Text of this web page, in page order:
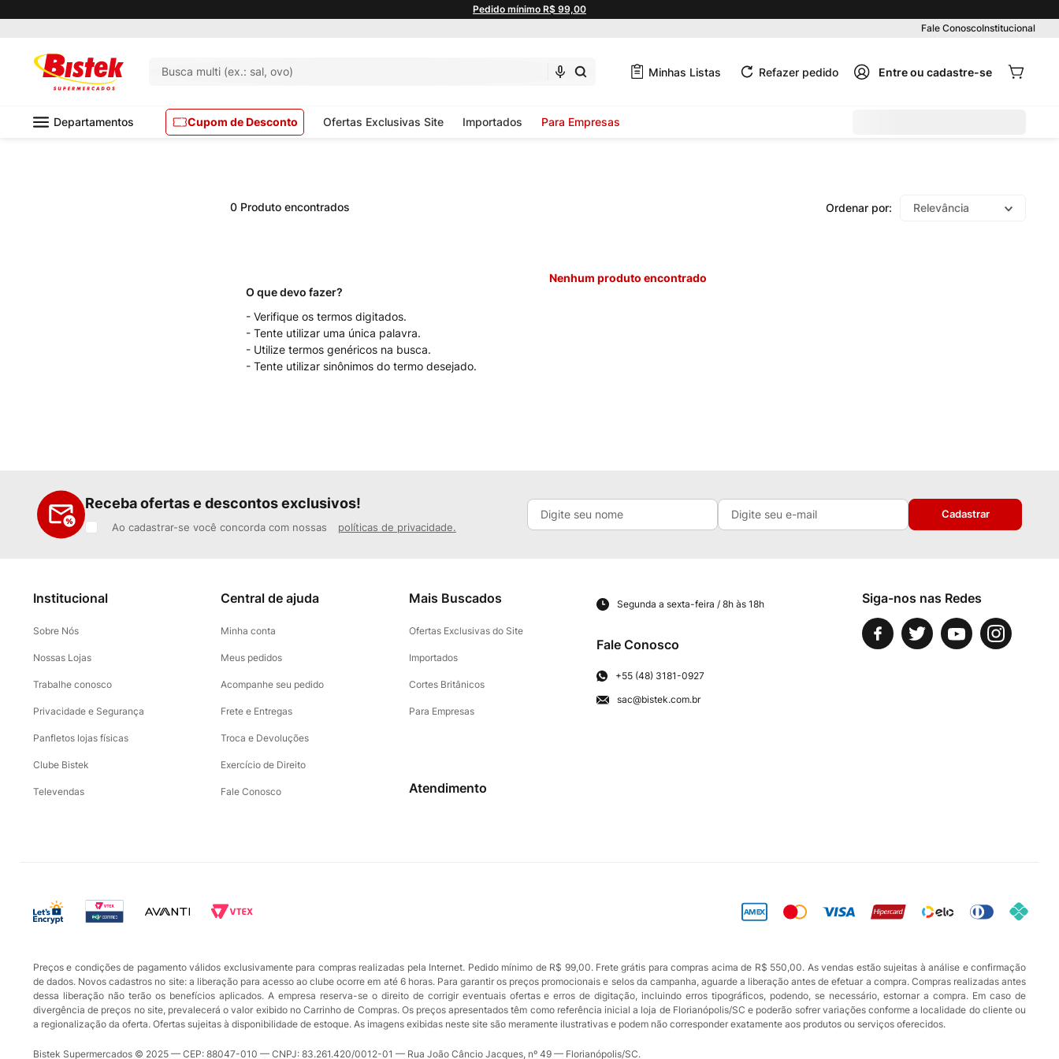
Pedido mínimo R$ 99,00
Fale ConoscoInstitucional
Busca multi (ex.: sal, ovo) Minhas Listas Refazer pedido
Departamentos Cupom de Desconto Ofertas Exclusivas Site Importados Para Empresas
0 Produto Relevância
Nenhum produto encontrado
Verifique os termos digitados.
Tente utilizar uma única palavra.
Utilize termos genéricos na busca.
Tente utilizar sinônimos do termo desejado.
Receba ofertas e descontos exclusivos!
Ao cadastrar-se você concorda com nossas políticas de privacidade.
Cadastrar
Institucional
Sobre Nós
Nossas Lojas
Trabalhe conosco
Privacidade e Segurança
Panfletos lojas físicas
Clube Bistek
Televendas
Central de ajuda
Minha conta
Meus pedidos
Acompanhe seu pedido
Frete e Entregas
Troca e Devoluções
Exercício de Direito
Fale Conosco
Mais Buscados
Ofertas Exclusivas do Site
Importados
Cortes Britânicos
Para Empresas
Atendimento
Segunda a sexta-feira / 8h às 18h
Fale Conosco
+55 (48) 3181-0927
sac@bistek.com.br
Siga-nos nas Redes
Preços e condições de pagamento válidos exclusivamente para compras realizadas pela Internet. Pedido mínimo de R$ 99,00. Frete grátis para compras acima de R$ 550,00. As vendas estão sujeitas à análise e confirmação
de dados. Novos cadastros no site: a liberação para acesso ao clube ocorre em até 6 horas. Para garantir os preços promocionais e selos da campanha, aguarde a liberação antes de efetuar a compra. Compras realizadas antes
dessa liberação não terão os benefícios aplicados. A empresa reserva-se o direito de corrigir eventuais ofertas e erros de digitação, incluindo erros tipográficos, podendo, se necessário, estornar a compra. Em caso de
divergência de preços no site, prevalecerá o valor exibido no Carrinho de Compras. Os preços apresentados têm como referência inicial a loja de Florianópolis/SC e poderão sofrer variações conforme a localidade do cliente ou
a regionalização da oferta. Ofertas sujeitas à disponibilidade de estoque. As imagens exibidas neste site são meramente ilustrativas e podem não corresponder exatamente aos produtos ou serviços oferecidos.
Bistek Supermercados © 2025 — CEP: 88047-010 — CNPJ: 83.261.420/0012-01 — Rua João Câncio Jacques, nº 49 — Florianópolis/SC.